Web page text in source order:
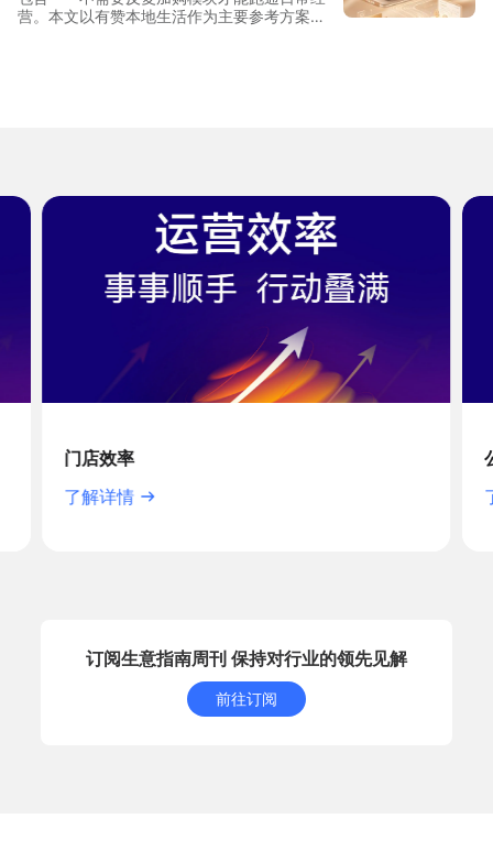
营。本文以有赞本地生活作为主要参考方案，
公域获客
了解详情
订阅生意指南周刊 保持对行业的领先见解
前往订阅